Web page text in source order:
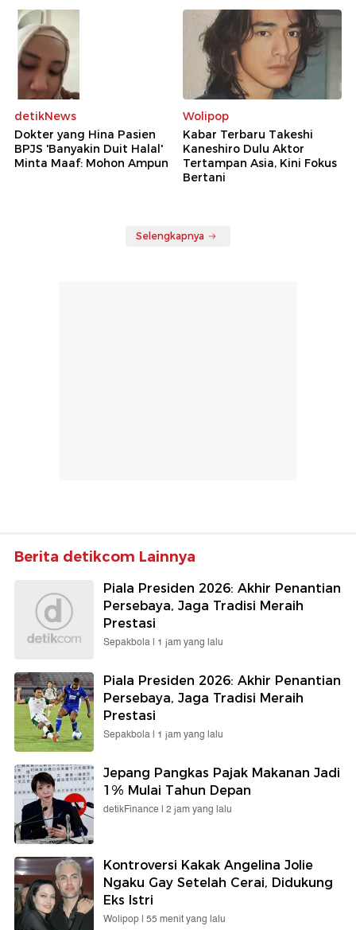
detikNews
Dokter yang Hina Pasien
BPJS 'Banyakin Duit Halal'
Minta Maaf: Mohon Ampun
Wolipop
Kabar Terbaru Takeshi
Kaneshiro Dulu Aktor
Tertampan Asia, Kini Fokus
Bertani
Selengkapnya
Berita detikcom Lainnya
Piala Presiden 2026: Akhir Penantian
Persebaya, Jaga Tradisi Meraih
Prestasi
Sepakbola | 1 jam yang lalu
Piala Presiden 2026: Akhir Penantian
Persebaya, Jaga Tradisi Meraih
Prestasi
Sepakbola | 1 jam yang lalu
Jepang Pangkas Pajak Makanan Jadi
1% Mulai Tahun Depan
detikFinance | 2 jam yang lalu
Kontroversi Kakak Angelina Jolie
Ngaku Gay Setelah Cerai, Didukung
Eks Istri
Wolipop | 55 menit yang lalu